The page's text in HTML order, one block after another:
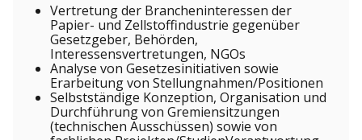
Vertretung der Brancheninteressen der
Papier- und Zellstoffindustrie gegenüber
Gesetzgeber, Behörden,
Interessensvertretungen, NGOs
Analyse von Gesetzesinitiativen sowie
Erarbeitung von Stellungnahmen/Positionen
Selbstständige Konzeption, Organisation und
Durchführung von Gremiensitzungen
(technischen Ausschüssen) sowie von